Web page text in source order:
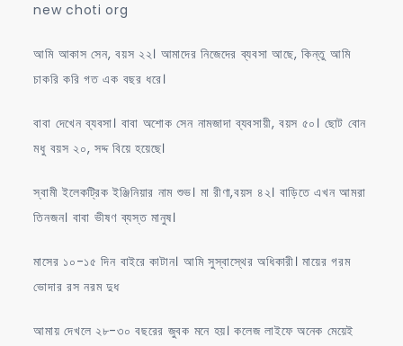
new choti org
আমি আকাস সেন, বয়স ২২। আমাদের নিজেদের ব্যবসা আছে, কিন্তু আমি
চাকরি করি গত এক বছর ধরে।
বাবা দেখেন ব্যবসা। বাবা অশোক সেন নামজাদা ব্যবসায়ী, বয়স ৫০। ছোট বোন
মধু বয়স ২০, সদ্দ বিয়ে হয়েছে।
স্বামী ইলেকট্রিক ইঞ্জিনিয়ার নাম শুভ। মা রীণা,বয়স ৪২। বাড়িতে এখন আমরা
তিনজন। বাবা ভীষণ ব্যস্ত মানুষ।
মাসের ১০-১৫ দিন বাইরে কাটান। আমি সুস্বাস্থের অধিকারী। মায়ের গরম
ভোদার রস নরম দুধ
আমায় দেখলে ২৮-৩০ বছরের জুবক মনে হয়। কলেজ লাইফে অনেক মেয়েই